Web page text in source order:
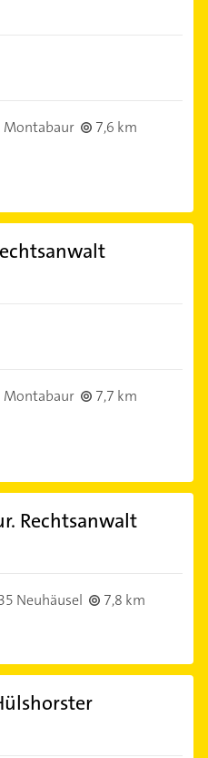
Montabaur
7,6 km
Montabaur
7,7 km
Rechtsanwalt
Neuhäusel
7,8 km